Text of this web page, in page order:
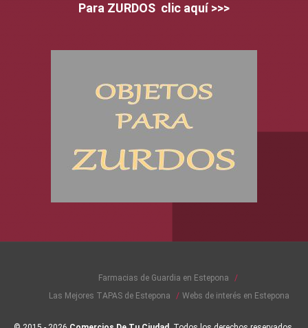
Para ZURDOS clic aquí >>>
Farmacias de Guardia en Estepona
Las Mejores TAPAS de Estepona
Webs de interés en Estepona